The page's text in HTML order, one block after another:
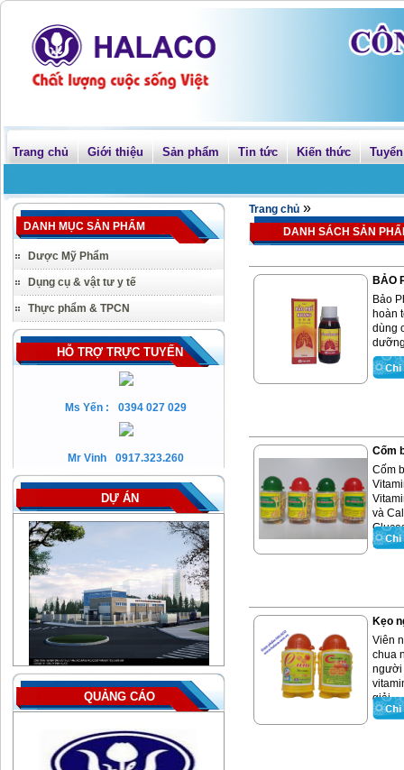
Trang chủ Giới thiệu Sản phẩm Tin tức Kiến thức
DANH MỤC SẢN PHẨM
Dược Mỹ Phẩm
Dụng cụ & vật tư y tế
Thực phẩm & TPCN
HỖ TRỢ TRỰC TUYẾN
Ms Yến : 0394 027 029
Mr Vinh 0917.323.260
DỰ ÁN
QUẢNG CÁO
Trang chủ »
DANH SÁCH SẢN
BẢO
Bảo
hoàn
dùng
Cốm
Cốm
và
giúp ...
Kẹo
Viên
chua
người
giải ...